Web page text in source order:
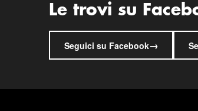
Le trovi su
Seguici su Facebook→